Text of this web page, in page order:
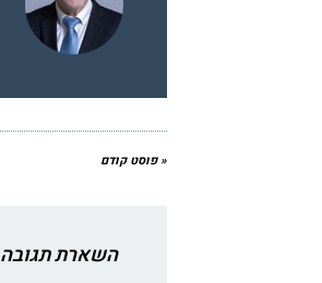
« פוסט קודם
השארת תגובה